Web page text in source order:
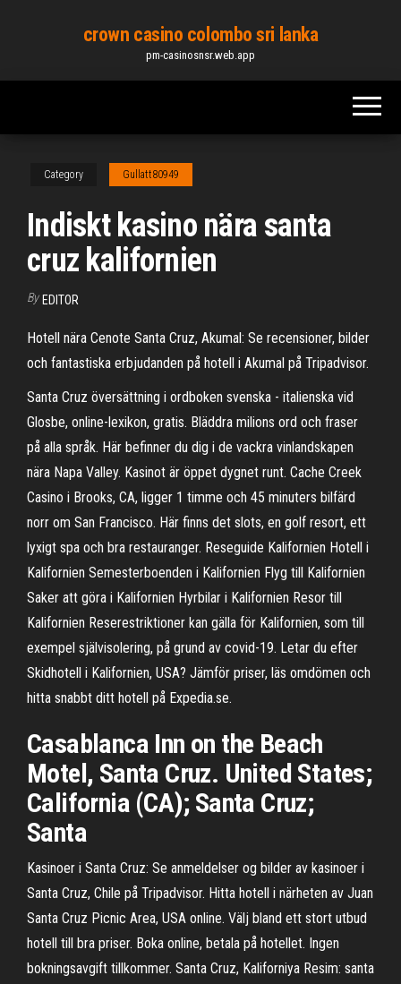
content
crown casino colombo sri lanka
pm-casinosnsr.web.app
Category Gullatt80949
Indiskt kasino nära santa
cruz kalifornien
By EDITOR
Hotell nära Cenote Santa Cruz, Akumal: Se recensioner, bilder
och fantastiska erbjudanden på hotell i Akumal på Tripadvisor.
Santa Cruz översättning i ordboken svenska - italienska vid
Glosbe, online-lexikon, gratis. Bläddra milions ord och fraser
på alla språk. Här befinner du dig i de vackra vinlandskapen
nära Napa Valley. Kasinot är öppet dygnet runt. Cache Creek
Casino i Brooks, CA, ligger 1 timme och 45 minuters bilfärd
norr om San Francisco. Här finns det slots, en golf resort, ett
lyxigt spa och bra restauranger. Reseguide Kalifornien Hotell i
Kalifornien Semesterboenden i Kalifornien Flyg till Kalifornien
Saker att göra i Kalifornien Hyrbilar i Kalifornien Resor till
Kalifornien Reserestriktioner kan gälla för Kalifornien, som till
exempel självisolering, på grund av covid-19. Letar du efter
Skidhotell i Kalifornien, USA? Jämför priser, läs omdömen och
hitta snabbt ditt hotell på Expedia.se.
Casablanca Inn on the Beach
Motel, Santa Cruz. United States;
California (CA); Santa Cruz;
Santa
Kasinoer i Santa Cruz: Se anmeldelser og bilder av kasinoer i
Santa Cruz, Chile på Tripadvisor. Hitta hotell i närheten av Juan
Santa Cruz Picnic Area, USA online. Välj bland ett stort utbud
hotell till bra priser. Boka online, betala på hotellet. Ingen
bokningsavgift tillkommer. Santa Cruz, Kaliforniya Resim: santa